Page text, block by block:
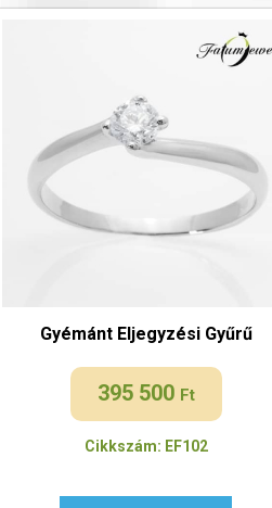
Gyémánt Eljegyzési Gyűrű
395 500 Ft
Cikkszám: EF102